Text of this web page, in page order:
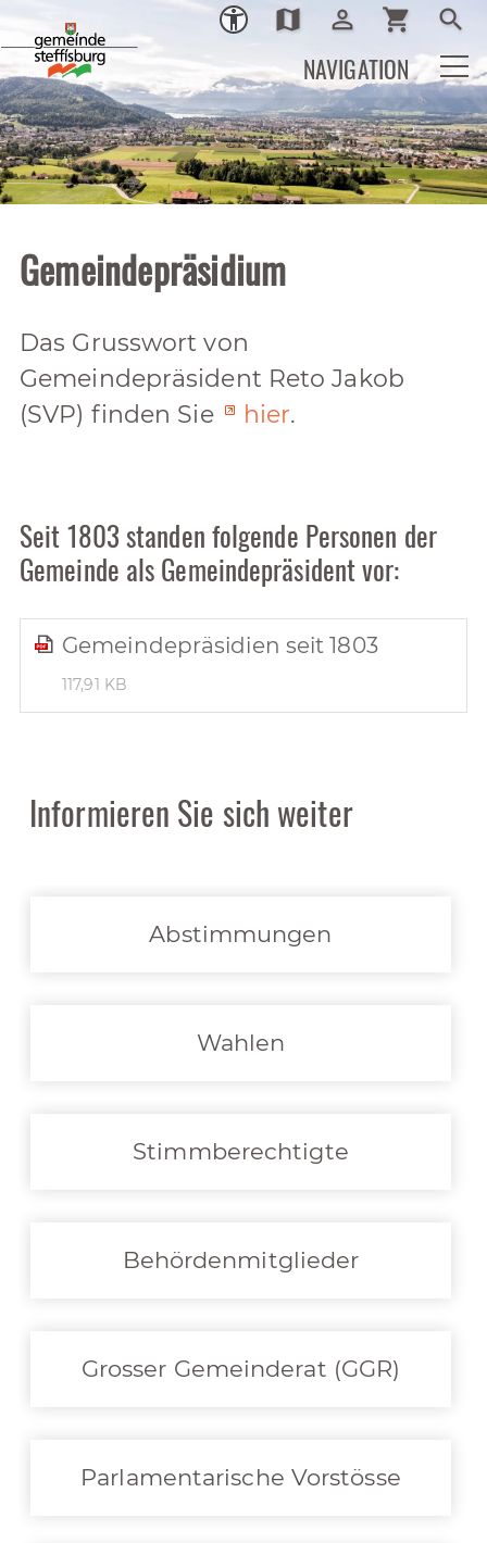
Ortsplan
map Login
person_outline shopping_cart search
NAVIGATION
Gemeindepräsidium
Das Grusswort von
Gemeindepräsident Reto Jakob
(SVP) finden Sie
hier.
Seit 1803 standen folgende Personen der
Gemeinde als Gemeindepräsident vor:
Gemeindepräsidien seit 1803
117,91 KB
Informieren Sie sich weiter
Abstimmungen
Wahlen
Stimmberechtigte
Behördenmitglieder
Grosser Gemeinderat (GGR)
Parlamentarische Vorstösse